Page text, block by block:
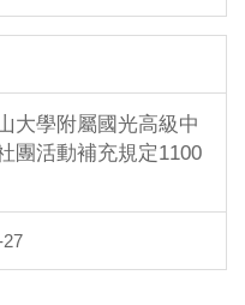
大學附屬國光高級中
團活動補充規定1100
27